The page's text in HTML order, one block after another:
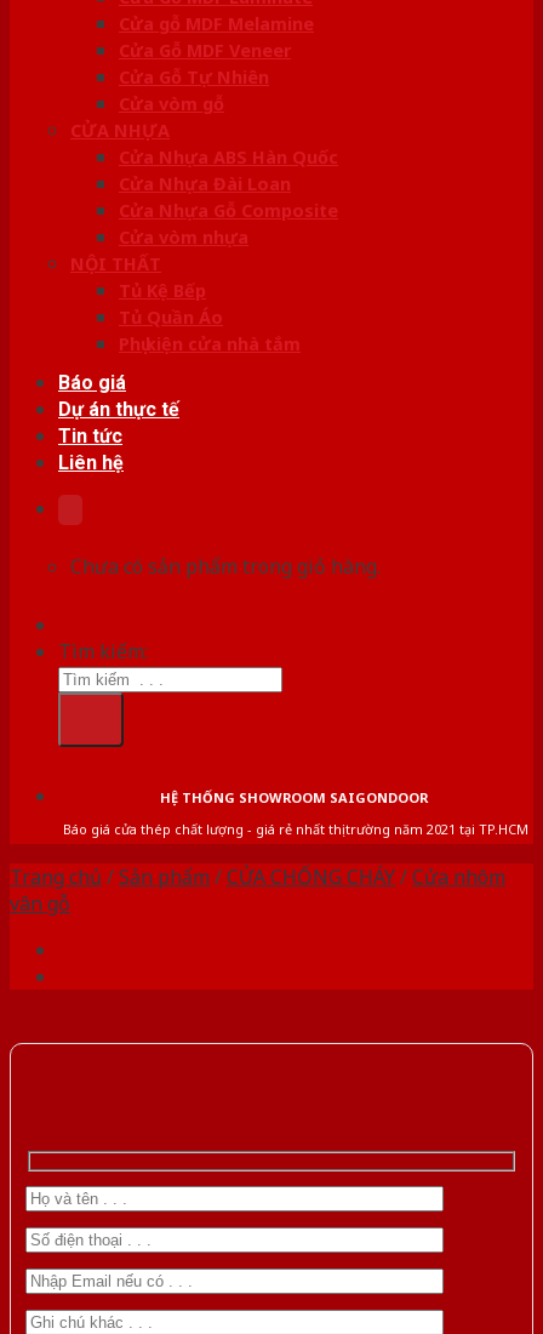
Cửa gỗ MDF Melamine
Cửa Gỗ MDF Veneer
Cửa Gỗ Tự Nhiên
Cửa vòm gỗ
CỬA NHỰA
Cửa Nhựa ABS Hàn Quốc
Cửa Nhựa Đài Loan
Cửa Nhựa Gỗ Composite
Cửa vòm nhựa
NỘI THẤT
Tủ Kệ Bếp
Tủ Quần Áo
Phụ kiện cửa nhà tắm
Báo giá
Dự án thực tế
Tin tức
Liên hệ
Chưa có sản phẩm trong giỏ hàng.
Tìm kiếm:
HỆ THỐNG SHOWROOM SAIGONDOOR
Báo giá cửa thép chất lượng - giá rẻ nhất thị trường năm 2021 tại TP.HCM
Trang chủ /Sản phẩm /CỬA CHỐNG CHÁY/Cửa nhôm
vân gỗ